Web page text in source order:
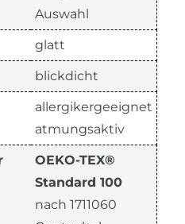
Auswahl
glatt
blickdicht
allergikergeeignet
atmungsaktiv
OEKO-TEX®
Standard 100
nach 1711060